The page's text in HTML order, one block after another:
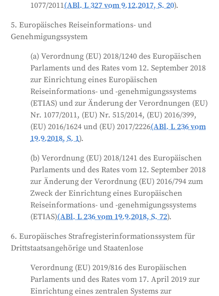
1077/2011(ABl. L 327 vom 9.12.2017, S. 20).
5. Europäisches Reiseinformations- und
Genehmigungssystem
(a) Verordnung (EU) 2018/1240 des Europäischen
Parlaments und des Rates vom 12. September 2018
zur Einrichtung eines Europäischen
Reiseinformations- und -genehmigungssystems
(ETIAS) und zur Änderung der Verordnungen (EU)
Nr. 1077/2011, (EU) Nr. 515/2014, (EU) 2016/399,
(EU) 2016/1624 und (EU) 2017/2226(ABl. L 236 vom
19.9.2018, S. 1).
(b) Verordnung (EU) 2018/1241 des Europäischen
Parlaments und des Rates vom 12. September 2018
zur Änderung der Verordnung (EU) 2016/794 zum
Zweck der Einrichtung eines Europäischen
Reiseinformations- und -genehmigungssystems
(ETIAS)(ABl. L 236 vom 19.9.2018, S. 72).
6. Europäisches Strafregisterinformationssystem für
Drittstaatsangehörige und Staatenlose
Verordnung (EU) 2019/816 des Europäischen
Parlaments und des Rates vom 17. April 2019 zur
Einrichtung eines zentralen Systems zur